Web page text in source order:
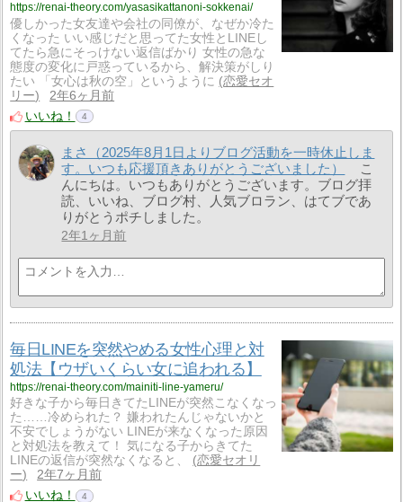
https://renai-theory.com/yasasikattanoni-sokkenai/
優しかった女友達や会社の同僚が、なぜか冷た
くなった いい感じだと思ってた女性とLINEし
てたら急にそっけない返信ばかり 女性の急な
態度の変化に戸惑っているから、解決策がしり
たい 「女心は秋の空」というように
恋愛セオ
リー
2年6ヶ月前
いいね！
4
まさ（2025年8月1日よりブログ活動を一時休止しま
す。いつも応援頂きありがとうございました）
こ
んにちは。いつもありがとうございます。ブログ拝
読、いいね、ブログ村、人気ブロラン、はてブであ
りがとうポチしました。
2年1ヶ月前
毎日LINEを突然やめる女性心理と対
処法【ウザいくらい女に追われる】
https://renai-theory.com/mainiti-line-yameru/
好きな子から毎日きてたLINEが突然こなくなっ
た……冷められた？ 嫌われたんじゃないかと
不安でしょうがない LINEが来なくなった原因
と対処法を教えて！ 気になる子からきてた
LINEの返信が突然なくなると、
恋愛セオリ
ー
2年7ヶ月前
いいね！
4